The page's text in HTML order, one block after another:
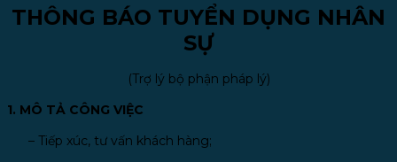
THÔNG BÁO TUYỂN DỤNG NHÂN
SỰ
(Trợ lý bộ phận pháp lý)
1. MÔ TẢ CÔNG VIỆC
– Tiếp xúc, tư vấn khách hàng;